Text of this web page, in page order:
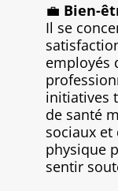
💼 Bien-
Il se
employés
initiatives
de santé
sociaux et
physique
sentir